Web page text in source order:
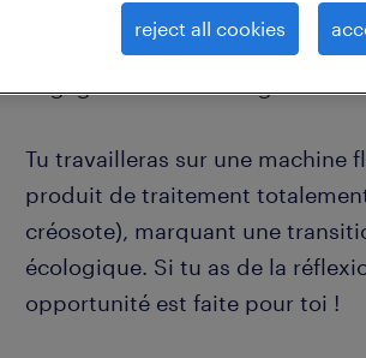
une nouvelle unité de
recherchons pour eux un
engagement sur le long terme.
Tu travailleras sur une machine
produit de traitement
créosote), marquant une
écologique. Si tu as de la
opportunité est faite pour toi !
reject all cookies